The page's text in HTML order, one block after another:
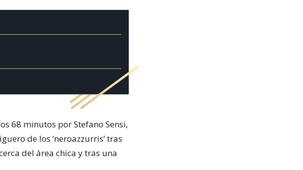
68 minutos por Stefano Sensi,
de los ‘neroazzurris’ tras
del área chica y tras una